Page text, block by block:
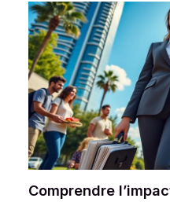
Comprendre